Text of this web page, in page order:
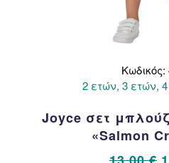
Κωδικός:
2 ετών, 3 ετών,
Joyce σετ
«Salmon